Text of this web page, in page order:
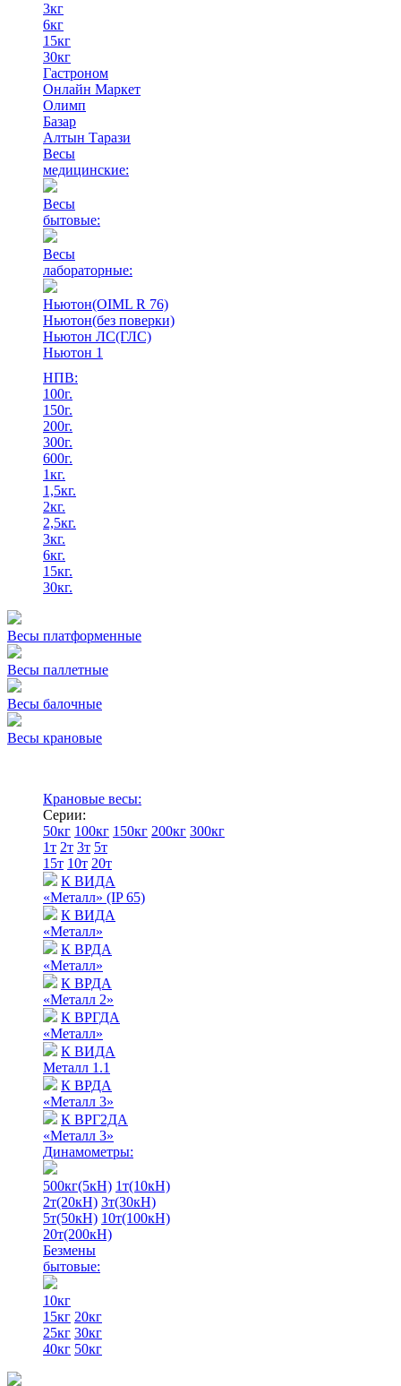
3кг
6кг
15кг
30кг
Гастроном
Онлайн Маркет
Олимп
Базар
Алтын Тарази
Весы
медицинские:
Весы
бытовые:
Весы
лабораторные:
Ньютон(OIML R 76)
Ньютон(без поверки)
Ньютон ЛС(ГЛС)
Ньютон 1
НПВ:
100г.
150г.
200г.
300г.
600г.
1кг.
1,5кг.
2кг.
2,5кг.
3кг.
6кг.
15кг.
30кг.
Весы платформенные
Весы паллетные
Весы балочные
Весы крановые
Крановые весы:
Серии:
50кг 100кг 150кг 200кг 300кг
1т 2т 3т 5т
15т 10т 20т
К ВИДА
«Металл» (IP 65)
К ВИДА
«Металл»
К ВРДА
«Металл»
К ВРДА
«Металл 2»
К ВРГДА
«Металл»
К ВИДА
Металл 1.1
К ВРДА
«Металл 3»
К ВРГ2ДА
«Металл 3»
Динамометры:
500кг(5кН) 1т(10кН)
2т(20кН) 3т(30кН)
5т(50кН) 10т(100кН)
20т(200кН)
Безмены
бытовые:
10кг
15кг 20кг
25кг 30кг
40кг 50кг